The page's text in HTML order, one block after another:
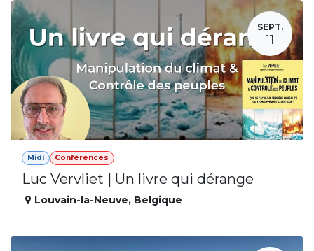
SEPT.
11
Midi Conférences
Luc Vervliet | Un livre qui dérange
Louvain-la-Neuve, Belgique